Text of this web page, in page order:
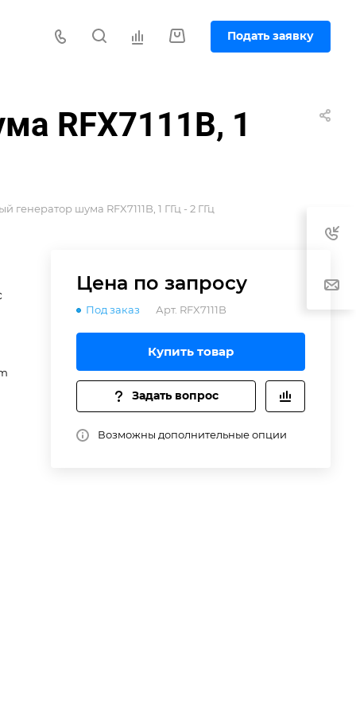
Подать заявку
RFX7111B, 1
шума RFX7111B, 1 ГГц - 2 ГГц
Цена по запросу
Под заказ Арт. RFX7111B
Купить товар
Задать вопрос
Возможны дополнительные опции